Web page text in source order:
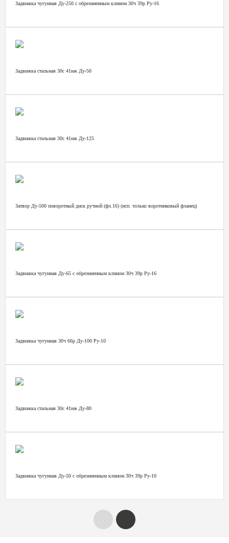
Задвижка чугунная Ду-250 с обрезиненным клином 30ч 39р Ру-16
Задвижка стальная 30с 41нж Ду-50
Задвижка стальная 30с 41нж Ду-125
Затвор Ду-500 поворотный диск ручной (фл.16) (исп. только воротниковый фланец)
Задвижка чугунная Ду-65 с обрезиненным клином 30ч 39р Ру-16
Задвижка чугунная 30ч 66р Ду-100 Ру-10
Задвижка стальная 30с 41нж Ду-80
Задвижка чугунная Ду-50 с обрезиненным клином 30ч 39р Ру-10